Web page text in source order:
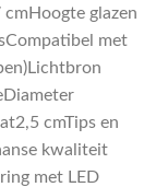
glazen
met
cmTips en
kwaliteit
met LED